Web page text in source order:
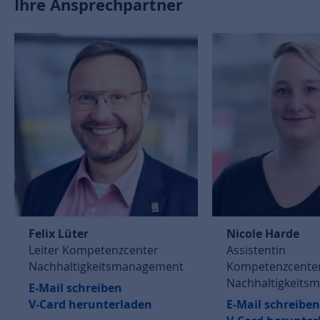
Ihre Ansprechpartner
Felix Lüter
Leiter Kompetenzcenter
Nachhaltigkeitsmanagement
E-Mail schreiben
V-Card herunterladen
Nicole Harde
Assistentin
E-Mail schreiben